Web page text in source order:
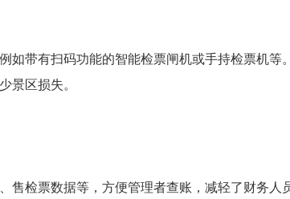
带有扫码功能的智能检票闸机或手持检票机等
景区损失。
检票数据等，方便管理者查账，减轻了财务人